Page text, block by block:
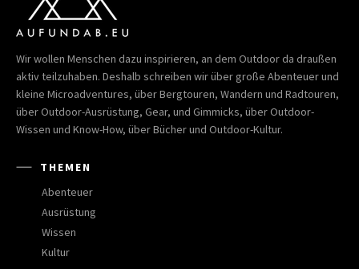
Wir wollen Menschen dazu inspirieren, an dem Outdoor da draußen
aktiv teilzuhaben. Deshalb schreiben wir über große Abenteuer und
kleine Microadventures, über Bergtouren, Wandern und Radtouren,
über Outdoor-Ausrüstung, Gear, und Gimmicks, über Outdoor-
Wissen und Know-How, über Bücher und Outdoor-Kultur.
THEMEN
Abenteuer
Ausrüstung
Wissen
Kultur